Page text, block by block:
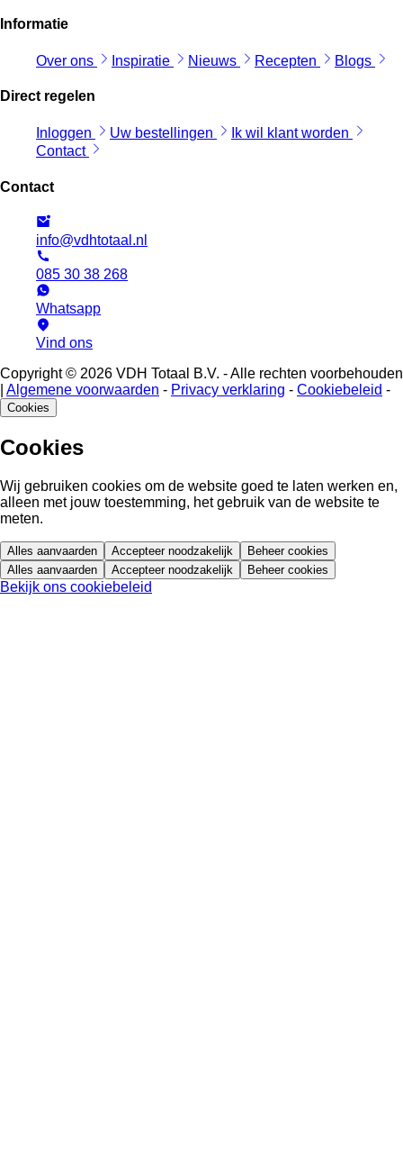
Informatie
Over ons Inspiratie Nieuws Recepten Blogs
Direct regelen
Inloggen Uw bestellingen
Ik wil klant worden
Contact
Contact
info@vdhtotaal.nl
085 30 38 268
Whatsapp
Vind ons
Copyright © 2026 VDH Totaal B.V. - Alle rechten voorbehouden
Algemene voorwaarden - Privacy verklaring - Cookiebeleid -
Cookies
Cookies
Wij gebruiken cookies om de website goed te laten werken en,
alleen met jouw toestemming, het gebruik van de website te
meten.
Alles aanvaarden Accepteer noodzakelijk
Beheer cookies
Alles aanvaarden
Accepteer noodzakelijk Beheer cookies
Bekijk ons cookiebeleid